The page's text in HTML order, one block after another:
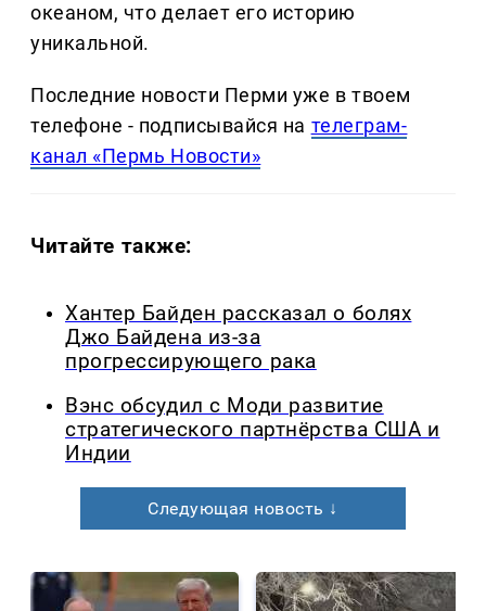
океаном, что делает его историю
уникальной.
Последние новости Перми уже в твоем
телефоне - подписывайся на телеграм-
канал «Пермь Новости»
Читайте также:
Хантер Байден рассказал о болях
Джо Байдена из-за
прогрессирующего рака
Вэнс обсудил с Моди развитие
стратегического партнёрства США и
Индии
Следующая новость ↓